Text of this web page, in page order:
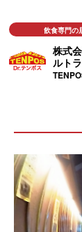
株式
ルト
飲食専門の
事業譲渡